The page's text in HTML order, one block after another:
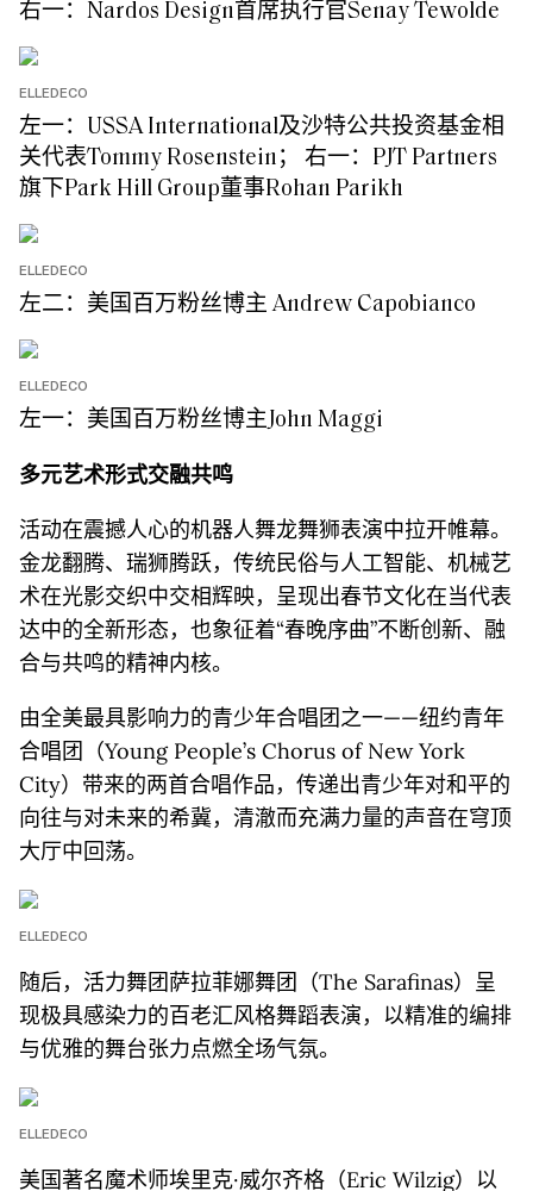
右一：Nardos Design首席执行官Senay Tewolde
ELLEDECO
左一：USSA International及沙特公共投资基金相
关代表Tommy Rosenstein； 右一：PJT Partners
旗下Park Hill Group董事Rohan Parikh
ELLEDECO
左二：美国百万粉丝博主 Andrew Capobianco
ELLEDECO
左一：美国百万粉丝博主John Maggi
多元艺术形式交融共鸣
活动在震撼人心的机器人舞龙舞狮表演中拉开帷幕。
金龙翻腾、瑞狮腾跃，传统民俗与人工智能、机械艺
术在光影交织中交相辉映，呈现出春节文化在当代表
达中的全新形态，也象征着“春晚序曲”不断创新、融
合与共鸣的精神内核。
由全美最具影响力的青少年合唱团之一——纽约青年
合唱团（Young People’s Chorus of New York
City）带来的两首合唱作品，传递出青少年对和平的
向往与对未来的希冀，清澈而充满力量的声音在穹顶
大厅中回荡。
ELLEDECO
随后，活力舞团萨拉菲娜舞团（The Sarafinas）呈
现极具感染力的百老汇风格舞蹈表演，以精准的编排
与优雅的舞台张力点燃全场气氛。
ELLEDECO
美国著名魔术师埃里克·威尔齐格（Eric Wilzig）以